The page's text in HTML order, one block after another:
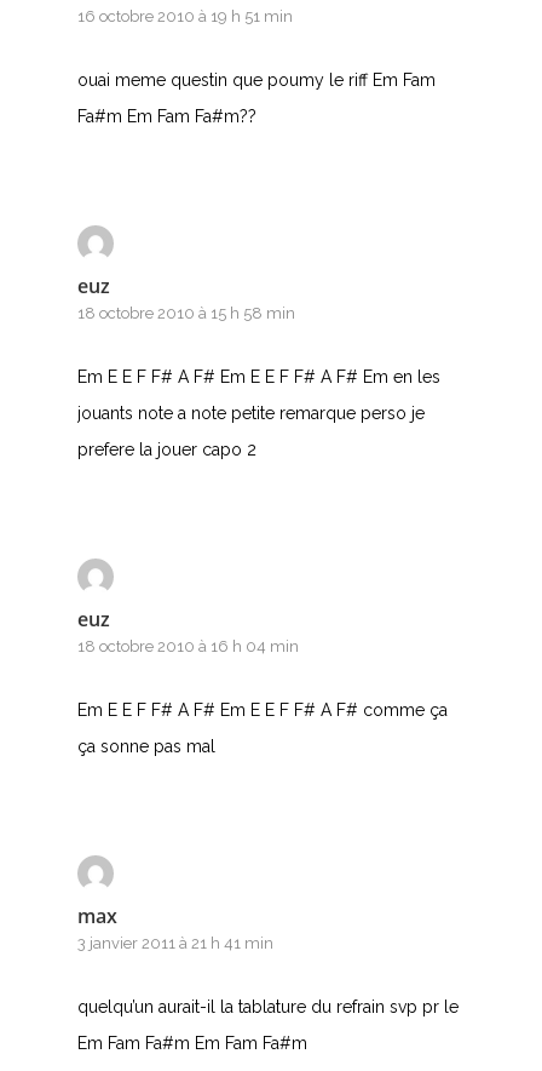
16 octobre 2010 à 19 h 51 min
ouai meme questin que poumy le riff Em Fam
Fa#m Em Fam Fa#m??
euz
18 octobre 2010 à 15 h 58 min
Em E E F F# A F# Em E E F F# A F# Em en les
jouants note a note petite remarque perso je
prefere la jouer capo 2
euz
18 octobre 2010 à 16 h 04 min
Em E E F F# A F# Em E E F F# A F# comme ça
ça sonne pas mal
max
3 janvier 2011 à 21 h 41 min
quelqu’un aurait-il la tablature du refrain svp pr le
Em Fam Fa#m Em Fam Fa#m
H
M
N
S
Y